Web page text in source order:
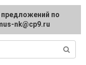
по
nk@cp9.ru